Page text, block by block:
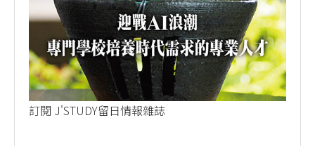
訂閱 J'STUDY留日情報雜誌